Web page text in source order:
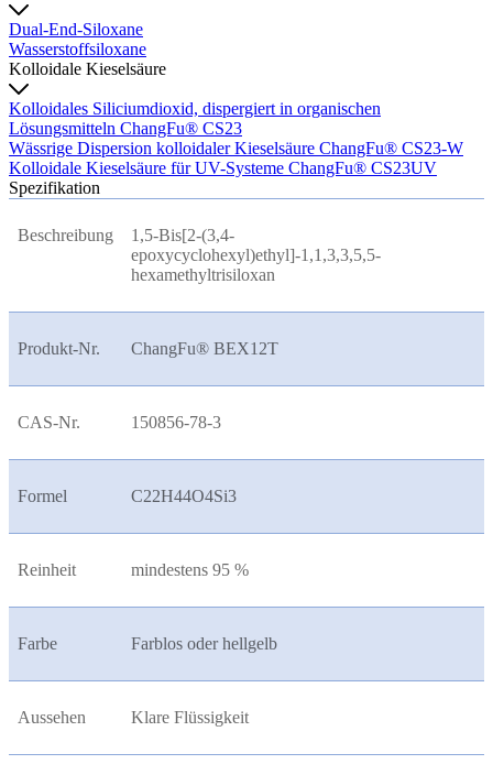
Dual-End-Siloxane
Wasserstoffsiloxane
Kolloidale Kieselsäure
Kolloidales Siliciumdioxid, dispergiert in organischen
Lösungsmitteln ChangFu® CS23
Wässrige Dispersion kolloidaler Kieselsäure ChangFu® CS23-W
Kolloidale Kieselsäure für UV-Systeme ChangFu® CS23UV
Spezifikation
Beschreibung
1,5-Bis[2-(3,4-
epoxycyclohexyl)ethyl]-1,1,3,3,5,5-
hexamethyltrisiloxan
Produkt-Nr. ChangFu® BEX12T
CAS-Nr. 150856-78-3
Formel C22H44O4Si3
Reinheit mindestens 95 %
Farbe Farblos oder hellgelb
Aussehen Klare Flüssigkeit